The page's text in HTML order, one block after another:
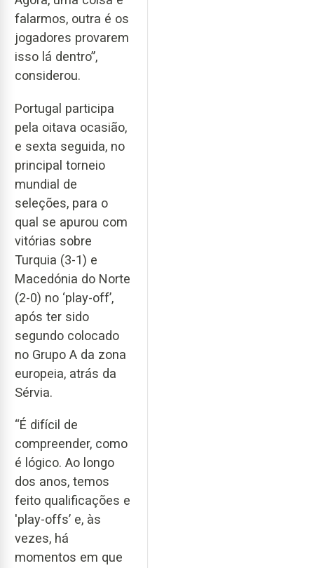
falarmos, outra é os
jogadores provarem
isso lá dentro”,
considerou.
Portugal participa
pela oitava ocasião,
e sexta seguida, no
principal torneio
mundial de
seleções, para o
qual se apurou com
vitórias sobre
Turquia (3-1) e
Macedónia do Norte
(2-0) no ‘play-off’,
após ter sido
segundo colocado
no Grupo A da zona
europeia, atrás da
Sérvia.
“É difícil de
compreender, como
é lógico. Ao longo
dos anos, temos
feito qualificações e
'play-offs’ e, às
vezes, há
momentos em que